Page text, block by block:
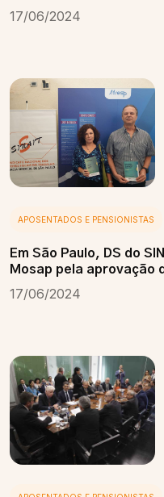
17/06/2024
APOSENTADOS E PENSIONISTAS
Em São Paulo, DS do
Mosap pela aprovação
17/06/2024